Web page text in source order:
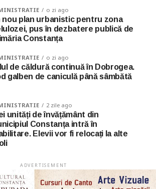
o zi ago
nou plan urbanistic pentru zona
pus în dezbatere publică de
Constanța
o zi ago
de căldură continuă în Dobrogea.
galben de caniculă până sâmbătă
2 zile ago
unități de învățământ din
Constanța intră în
Elevii vor fi relocați la alte
ADVERTISEMENT